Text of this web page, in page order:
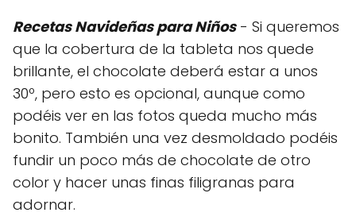
Recetas Navideñas para Niños- Si queremos
que la cobertura de la tableta nos quede
brillante, el chocolate deberá estar a unos
30º, pero esto es opcional, aunque como
podéis ver en las fotos queda mucho más
bonito. También una vez desmoldado podéis
fundir un poco más de chocolate de otro
color y hacer unas finas filigranas para
adornar.